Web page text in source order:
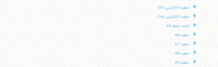
+ خطبه 64 (درس 93)
+ خطبه 65 (درس 94)
+ ادامه خطبه 65
+ خطبه 66
+ خطبه 67
+ خطبه 68
+ خطبه 69